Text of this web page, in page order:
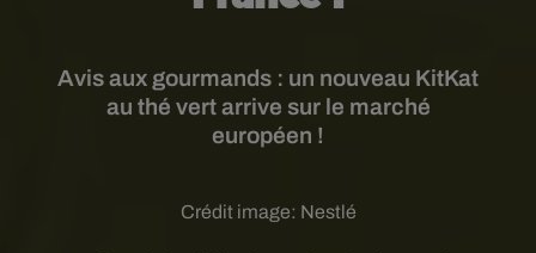
Avis aux gourmands : un nouveau KitKat
au thé vert arrive sur le marché
européen !
Crédit image: Nestlé